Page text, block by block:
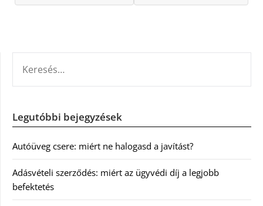
Legutóbbi bejegyzések
Autóüveg csere: miért ne halogasd a javítást?
Adásvételi szerződés: miért az ügyvédi díj a legjobb
befektetés